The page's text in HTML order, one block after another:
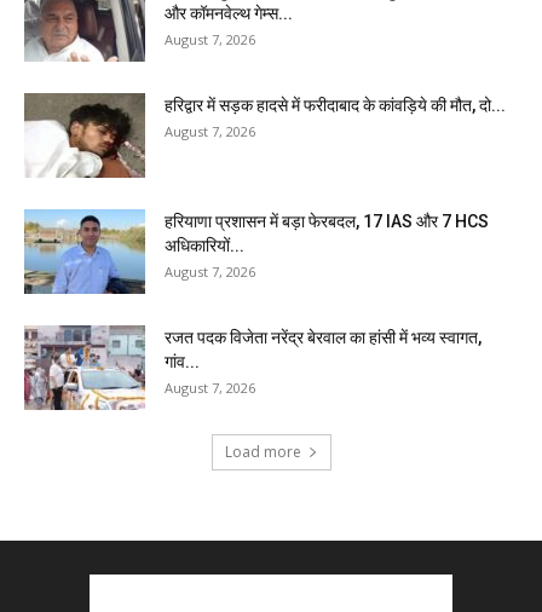
और कॉमनवेल्थ गेम्स...
August 7, 2026
हरिद्वार में सड़क हादसे में फरीदाबाद के कांवड़िये की मौत, दो...
August 7, 2026
हरियाणा प्रशासन में बड़ा फेरबदल, 17 IAS और 7 HCS
अधिकारियों...
August 7, 2026
रजत पदक विजेता नरेंद्र बेरवाल का हांसी में भव्य स्वागत,
गांव...
August 7, 2026
Load more